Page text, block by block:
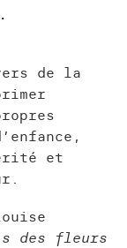
de la
et
des fleurs